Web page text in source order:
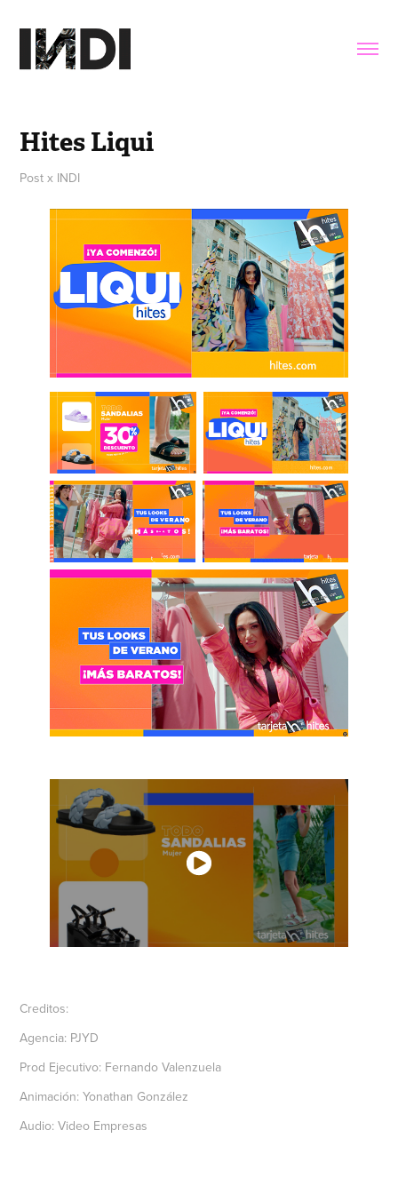
Hites Liqui
Post x INDI
Creditos:
Agencia: PJYD
Prod Ejecutivo: Fernando Valenzuela
Animación: Yonathan González
Audio: Video Empresas